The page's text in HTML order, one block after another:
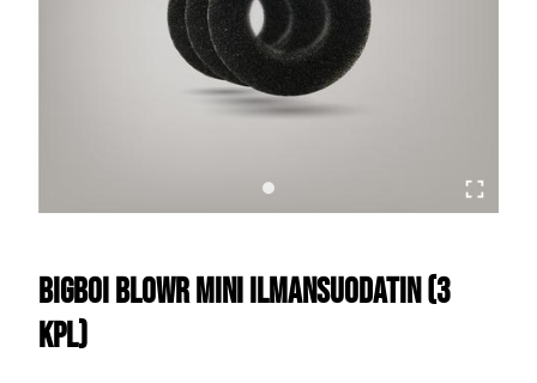
BigBoi Blowr Mini Ilmansuodatin (3
kpl)